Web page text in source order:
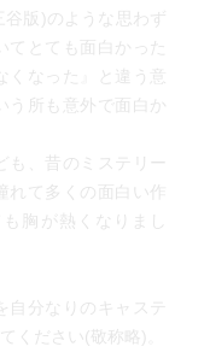
版)のような思わず
とても面白かった
くなった』と違う意
う所も意外で面白か
も、昔のミステリー
て多くの面白い作
胸が熱くなりまし
自分なりのキャステ
ください(敬称略)。